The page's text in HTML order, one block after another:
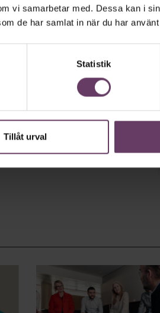
vi samarbetar med. Dessa kan i
de har samlat in när du har
Statistik
Tillåt urval